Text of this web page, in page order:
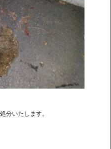
分いたします。